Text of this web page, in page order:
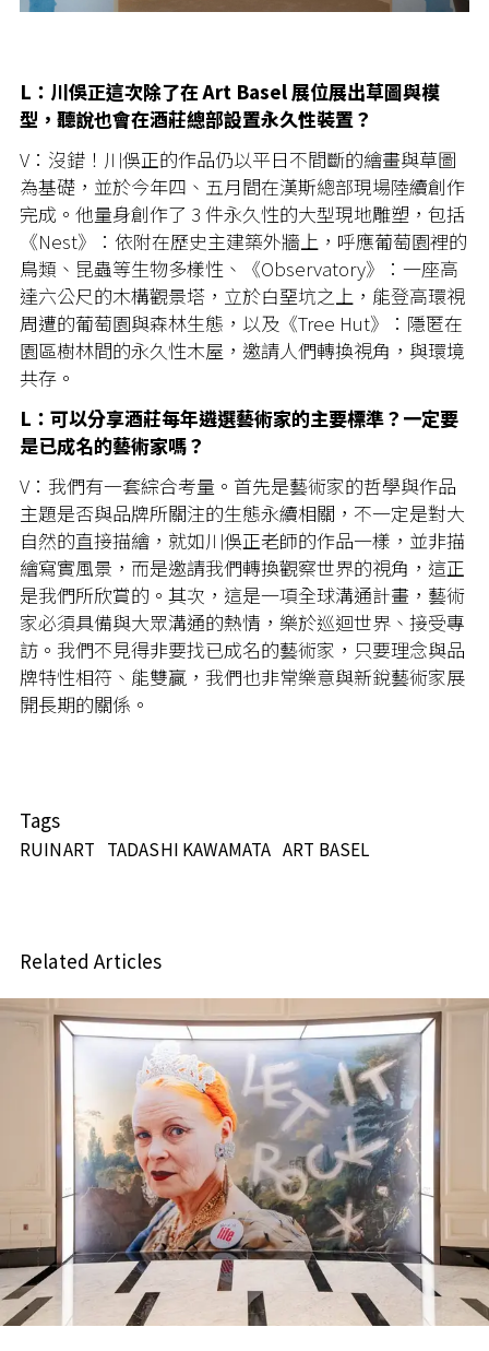
L：川俁正這次除了在 Art Basel 展位展出草圖與模
型，聽說也會在酒莊總部設置永久性裝置？
V：沒錯！川俁正的作品仍以平日不間斷的繪畫與草圖
為基礎，並於今年四、五月間在漢斯總部現場陸續創作
完成。他量身創作了 3 件永久性的大型現地雕塑，包括
《Nest》：依附在歷史主建築外牆上，呼應葡萄園裡的
鳥類、昆蟲等生物多樣性、《Observatory》：一座高
達六公尺的木構觀景塔，立於白堊坑之上，能登高環視
周遭的葡萄園與森林生態，以及《Tree Hut》：隱匿在
園區樹林間的永久性木屋，邀請人們轉換視角，與環境
共存。
L：可以分享酒莊每年遴選藝術家的主要標準？一定要
是已成名的藝術家嗎？
V：我們有一套綜合考量。首先是藝術家的哲學與作品
主題是否與品牌所關注的生態永續相關，不一定是對大
自然的直接描繪，就如川俁正老師的作品一樣，並非描
繪寫實風景，而是邀請我們轉換觀察世界的視角，這正
是我們所欣賞的。其次，這是一項全球溝通計畫，藝術
家必須具備與大眾溝通的熱情，樂於巡迴世界、接受專
訪。我們不見得非要找已成名的藝術家，只要理念與品
牌特性相符、能雙贏，我們也非常樂意與新銳藝術家展
開長期的關係。
Tags
RUINART TADASHI KAWAMATA ART BASEL
Related Articles